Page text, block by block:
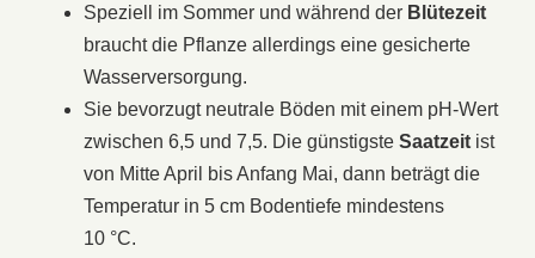
Speziell im Sommer und während der Blütezeit
braucht die Pflanze allerdings eine gesicherte
Wasserversorgung.
Sie bevorzugt neutrale Böden mit einem pH-Wert
zwischen 6,5 und 7,5. Die günstigste Saatzeit ist
von Mitte April bis Anfang Mai, dann beträgt die
Temperatur in 5 cm Bodentiefe mindestens
10 °C.